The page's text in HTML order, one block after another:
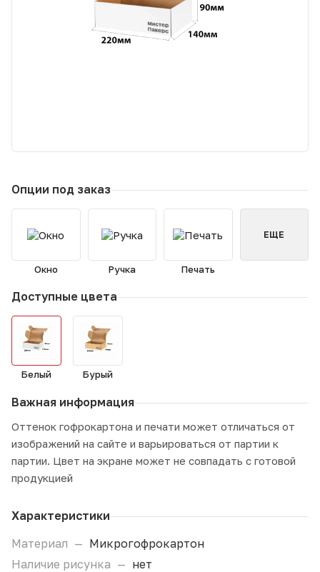
Опции под заказ
Окно Ручка Печать
ЕЩЕ
Доступные цвета
Белый Бурый
Важная информация
Оттенок гофрокартона и печати может отличаться от
изображений на сайте и варьироваться от партии к
партии. Цвет на экране может не совпадать с готовой
продукцией
Характеристики
Материал — Микрогофрокартон
Наличие рисунка — нет